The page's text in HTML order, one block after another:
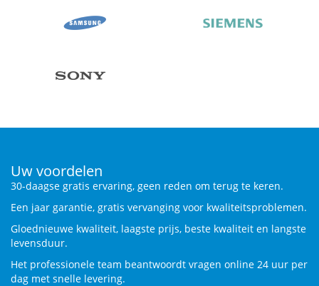
Uw voordelen
30-daagse gratis ervaring, geen reden om terug te keren.
Een jaar garantie, gratis vervanging voor kwaliteitsproblemen.
Gloednieuwe kwaliteit, laagste prijs, beste kwaliteit en langste
levensduur.
Het professionele team beantwoordt vragen online 24 uur per
dag met snelle levering.